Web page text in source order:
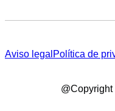
Aviso legal Política de